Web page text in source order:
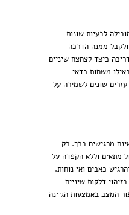
לבעיות שונות
ולקבל ממנה הדרכה
כיצד לצחצח שיניים
משחות כדאי
שונים לשמירה על
מרגישים בכך. רק
מתאים וללא הקפדה על
כאבים ואי נוחות.
דלקות שיניים
המצב באמצעות הגיינה